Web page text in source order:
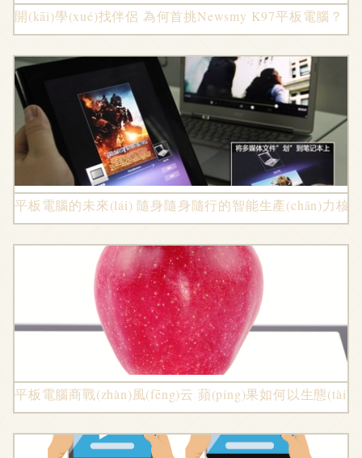
開(kāi)學(xué)找伴侶 為何首挑Newsmy K97平板電腦？
平板電腦的未來(lái) 隨身隨身隨行的智能生產(chǎn)力核
平板電腦商戰(zhàn)風(fēng)云 蘋(píng)果如何以生態(tài)